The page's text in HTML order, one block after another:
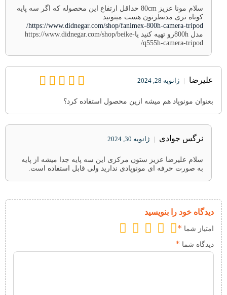
سلام مونا عزیز 80cm حداقل ارتفاع این محصوله که اگر سه پایه
کوتاه تری مدنظرتون هست میتونید
https://www.didnegar.com/shop/fanimex-800h-camera-tripod/
مدل 800hرو تهیه کنید یاhttps://www.didnegar.com/shop/beike-
q555h-camera-tripod/
علیرضا | ژانویه 28, 2024
بعنوان مونوپاد هم میشه ازین محصول استفاده کرد؟
نرگس جوادی | ژانویه 30, 2024
سلام علیرضا عزیز ستون مرکزی این سه پایه جدا میشه از پایه
به صورت حرفه ای مونوپادی ندارید ولی قابل استفاده است.
دیدگاه خود را بنویسید
امتیاز شما *
دیدگاه شما *